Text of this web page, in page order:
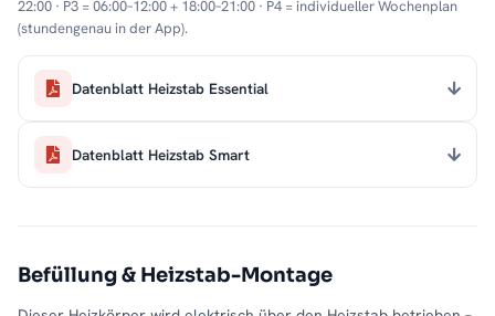
22:00 · P3 = 06:00–12:00 + 18:00–21:00 · P4 = individueller Wochenplan
(stundengenau in der App).
Datenblatt Heizstab Essential
Datenblatt Heizstab Smart
Befüllung & Heizstab-Montage